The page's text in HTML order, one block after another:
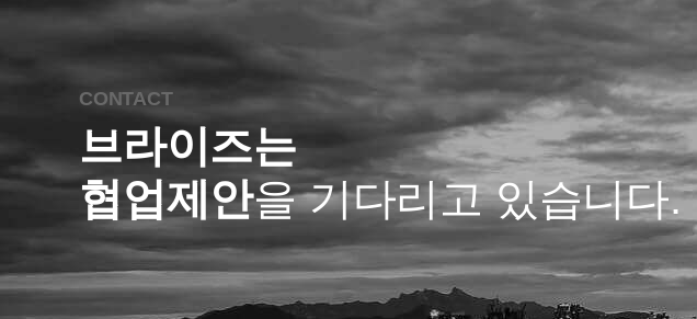
CONTACT
브라이즈는
협업제안을 기다리고 있습니다.